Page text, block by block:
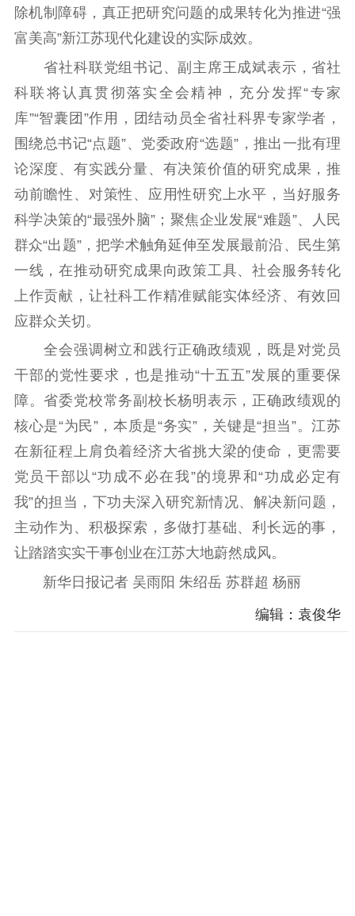
除机制障碍，真正把研究问题的成果转化为推进“强
富美高”新江苏现代化建设的实际成效。
省社科联党组书记、副主席王成斌表示，省社
科联将认真贯彻落实全会精神，充分发挥“专家
库”“智囊团”作用，团结动员全省社科界专家学者，
围绕总书记“点题”、党委政府“选题”，推出一批有理
论深度、有实践分量、有决策价值的研究成果，推
动前瞻性、对策性、应用性研究上水平，当好服务
科学决策的“最强外脑”；聚焦企业发展“难题”、人民
群众“出题”，把学术触角延伸至发展最前沿、民生第
一线，在推动研究成果向政策工具、社会服务转化
上作贡献，让社科工作精准赋能实体经济、有效回
应群众关切。
全会强调树立和践行正确政绩观，既是对党员
干部的党性要求，也是推动“十五五”发展的重要保
障。省委党校常务副校长杨明表示，正确政绩观的
核心是“为民”，本质是“务实”，关键是“担当”。江苏
在新征程上肩负着经济大省挑大梁的使命，更需要
党员干部以“功成不必在我”的境界和“功成必定有
我”的担当，下功夫深入研究新情况、解决新问题，
主动作为、积极探索，多做打基础、利长远的事，
让踏踏实实干事创业在江苏大地蔚然成风。
新华日报记者 吴雨阳 朱绍岳 苏群超 杨丽
编辑：袁俊华